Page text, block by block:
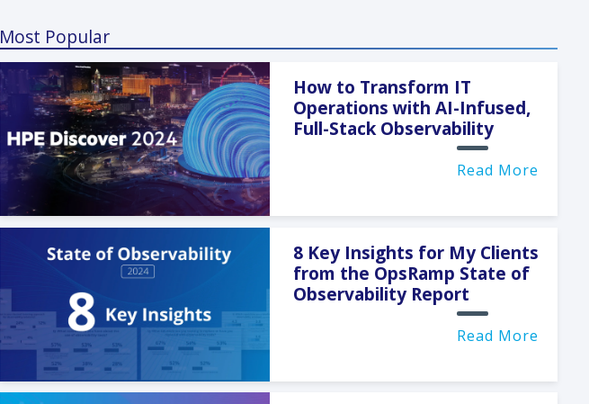
Most Popular
How to Transform IT
Operations with AI-Infused,
Full-Stack Observability
Read More
8 Key Insights for My Clients
from the OpsRamp State of
Observability Report
Read More